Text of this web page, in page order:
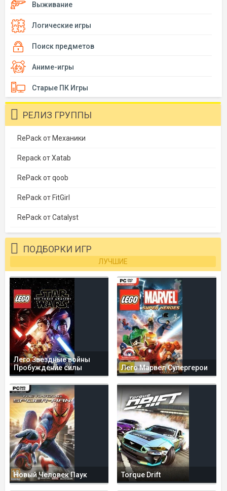
Выживание
Логические игры
Поиск предметов
Аниме-игры
Старые ПК Игры
РЕЛИЗ ГРУППЫ
RePack от Механики
Repack от Xatab
RePack от qoob
RePack от FitGirl
RePack от Catalyst
ПОДБОРКИ ИГР
ЛУЧШИЕ
Лего Звездные войны
Пробуждение силы
Лего Марвел Супергерои
Новый Человек Паук Torque Drift